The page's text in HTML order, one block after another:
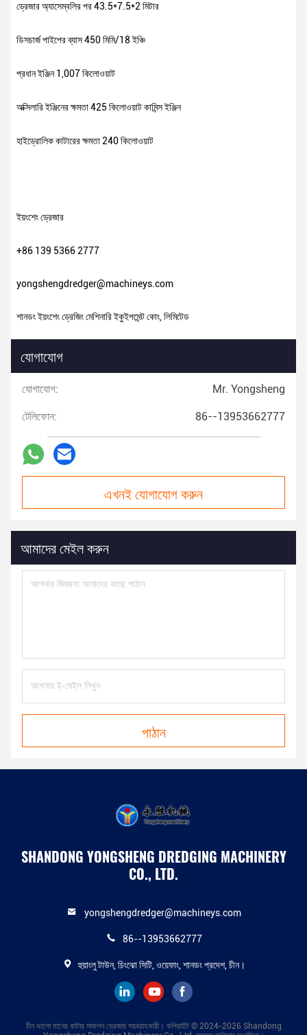
ড্রেজার অ্যাসেম্বলির পর 43.5*7.5*2 মিটার
ডিসচার্জ পাইপের ব্যাস 450 মিমি/18 ইঞ্চি
প্রধান ইঞ্জিন 1,007 কিলোওয়াট
অক্সিলারি ইঞ্জিনের ক্ষমতা 425 কিলোওয়াট কামিন্স ইঞ্জিন
হাইড্রোলিক কাটারের ক্ষমতা 240 কিলোওয়াট
ইয়ংশেং ড্রেজার
+86 139 5366 2777
yongshengdredger@machineys.com
শানডং ইয়ংশেং ড্রেজিং মেশিনারি ইকুইপমেন্ট কোং, লিমিটেড
যোগাযোগ
যোগাযোগ: Mr. Yongsheng
টেলিফোন: 86--13953662777
এখনই যোগাযোগ করুন
আমাদের মেইল করুন
পাঠান
SHANDONG YONGSHENG DREDGING MACHINERY
CO., LTD.
yongshengdredger@machineys.com
86--13953662777
হুয়াংলু টাউন, চিংঝো সিটি, ওয়েফাং, শানডং প্রদেশ, চীন।
চীন ভালো মানের কাটার সাকশন ড্রেজার সরবরাহকারী। কপিরাইট © 2024-2026 Shandong